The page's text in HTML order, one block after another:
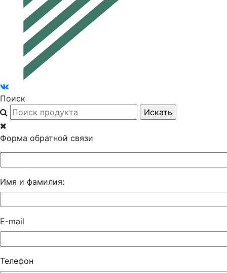
Поиск
Форма обратной связи
Имя и фамилия:
E-mail
Телефон